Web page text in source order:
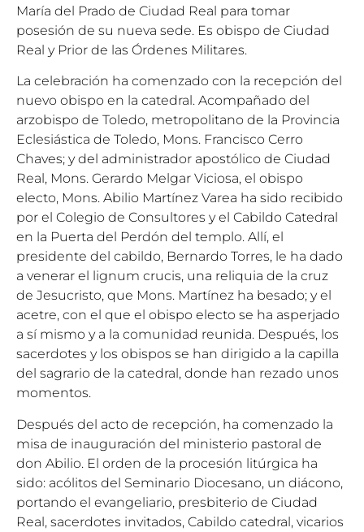
María del Prado de Ciudad Real para tomar
posesión de su nueva sede. Es obispo de Ciudad
Real y Prior de las Órdenes Militares.
La celebración ha comenzado con la recepción del
nuevo obispo en la catedral. Acompañado del
arzobispo de Toledo, metropolitano de la Provincia
Eclesiástica de Toledo, Mons. Francisco Cerro
Chaves; y del administrador apostólico de Ciudad
Real, Mons. Gerardo Melgar Viciosa, el obispo
electo, Mons. Abilio Martínez Varea ha sido recibido
por el Colegio de Consultores y el Cabildo Catedral
en la Puerta del Perdón del templo. Allí, el
presidente del cabildo, Bernardo Torres, le ha dado
a venerar el lignum crucis, una reliquia de la cruz
de Jesucristo, que Mons. Martínez ha besado; y el
acetre, con el que el obispo electo se ha asperjado
a sí mismo y a la comunidad reunida. Después, los
sacerdotes y los obispos se han dirigido a la capilla
del sagrario de la catedral, donde han rezado unos
momentos.
Después del acto de recepción, ha comenzado la
misa de inauguración del ministerio pastoral de
don Abilio. El orden de la procesión litúrgica ha
sido: acólitos del Seminario Diocesano, un diácono,
portando el evangeliario, presbiterio de Ciudad
Real, sacerdotes invitados, Cabildo catedral, vicarios